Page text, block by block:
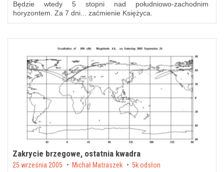
Będzie wtedy 5 stopni nad południowo-zachodnim
horyzontem. Za 7 dni... zaćmienie Księżyca.
Zakrycie brzegowe, ostatnia kwadra
Posted on
25 września 2005 by Michał Matraszek 5k odsłon